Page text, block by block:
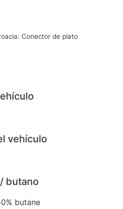
Conector de plato
vehículo
butano
butane